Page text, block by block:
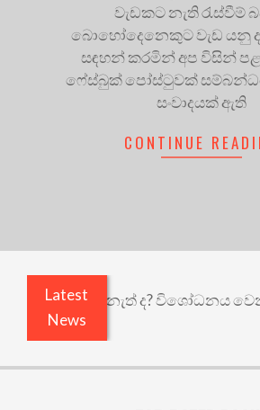
වැඩකට නැති රැස්වීම්
බොහෝදෙනෙකුට වැඩ යනු ද
සඳහන් කරමින් අප විසින්
ෆේස්බුක් පෝස්ටුවක්
සංවාදයක් ඇති
CONTINUE
Latest
News
ඇතුළෙයි කුඩු නැත් ද? විශෝධනය